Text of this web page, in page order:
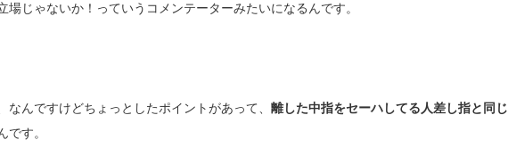
じゃないか！っていうコメンテーターみたいになるんです。
んですけどちょっとしたポイントがあって、 離した中指をセーハしてる人差し指と同じ
です。